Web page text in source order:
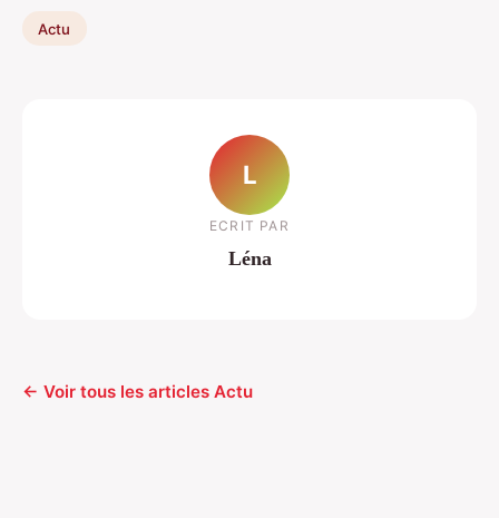
Actu
L
ECRIT PAR
Léna
← Voir tous les articles Actu